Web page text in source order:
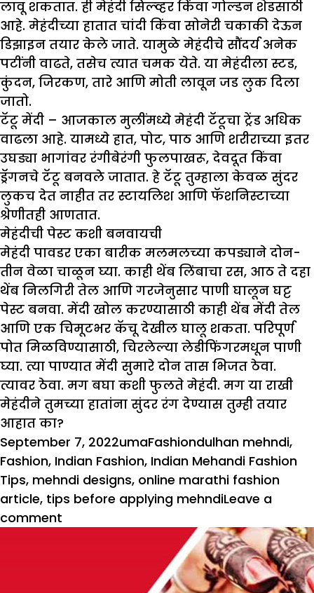
लावू शकतात. ही मेहंदी सिल्व्हर किंवा गोल्डन शेडसाठी
आहे. मेहंदीच्या हातात चांदी किंवा सोनेरी चकाकी देऊन
डिझाइन तयार केले जाते. यामुळे मेहंदीचे सौंदर्य अनेक
पटींनी वाढते, तसेच त्यात चमक येते. या मेहंदीला स्टड,
कुंदन, जिरकण, तारे आणि मोती लावून जड लुक दिला
जातो.
टॅटू मेंदी – आजकाल मुलींमध्ये मेहंदी टॅटूचा ट्रेंड अधिक
वाढला आहे. यामध्ये हात, पोट, पाठ आणि शरीराच्या इतर
उघड्या भागांवर रंगीबेरंगी फुलपाखरू, देवदूत किंवा
ड्रॅगनचे टॅटू बनवले जातात. हे टॅटू तुम्हाला केवळ सुंदर
लुकच देत नाहीत तर स्टायलिश आणि फॅशनिस्टाच्या
श्रेणीतही आणतात.
मेहंदीची पेस्ट कशी बनवायची
मेहंदी पावडर एका बारीक मलमलच्या कपड्याने दोन-
तीन वेळा चाळून घ्या. काही थेंब लिंबाचा रस, आठ ते दहा
थेंब निलगिरी तेल आणि गरजेनुसार पाणी घालून घट्ट
पेस्ट बनवा. मेंदी खोल करण्यासाठी काही थेंब मेंदी तेल
आणि एक चिमूटभर कॅचू देखील घालू शकता. परिपूर्ण
पोत मिळविण्यासाठी, चिरलेल्या लेडीफिंगरमधून पाणी
घ्या. त्या पाण्यात मेंदी सुमारे दोन तास भिजत ठेवा.
त्यावर ठेवा. मग बघा कशी फुलते मेहंदी. मग या राखी
मेहंदीने तुमच्या हातांना सुंदर रंग देण्यास तुम्ही तयार
आहात का?
Posted
on
September 7, 2022Author
umaCategories
FashionTags
dulhan mehndi,
Fashion, Indian Fashion, Indian Mehandi Fashion
Tips, mehndi designs, online marathi fashion
article, tips before applying mehndiLeave a
comment